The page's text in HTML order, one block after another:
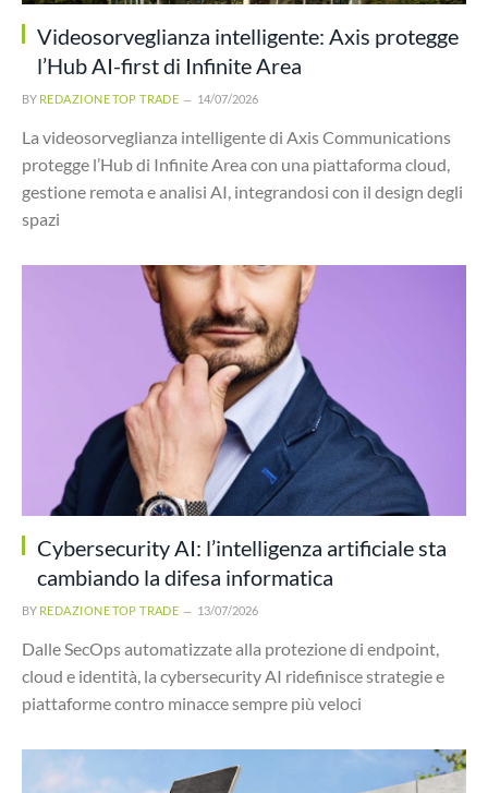
Videosorveglianza intelligente: Axis protegge
l’Hub AI-first di Infinite Area
BY REDAZIONE TOP TRADE 14/07/2026
La videosorveglianza intelligente di Axis Communications
protegge l’Hub di Infinite Area con una piattaforma cloud,
gestione remota e analisi AI, integrandosi con il design degli
spazi
Cybersecurity AI: l’intelligenza artificiale sta
cambiando la difesa informatica
BY REDAZIONE TOP TRADE 13/07/2026
Dalle SecOps automatizzate alla protezione di endpoint,
cloud e identità, la cybersecurity AI ridefinisce strategie e
piattaforme contro minacce sempre più veloci